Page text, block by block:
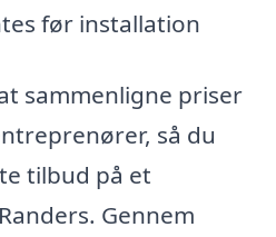
før installation
sammenligne priser
så du
tilbud på et
Gennem